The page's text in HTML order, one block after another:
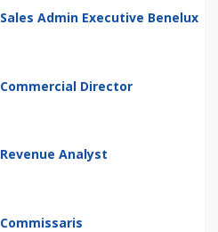
Sales Admin Executive Benelux
Commercial Director
Revenue Analyst
Commissaris